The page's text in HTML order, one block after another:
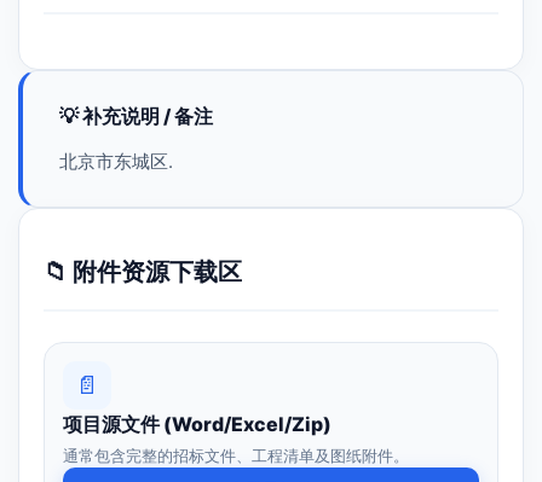
💡 补充说明 / 备注
北京市东城区.
📁 附件资源下载区
📄
项目源文件 (Word/Excel/Zip)
通常包含完整的招标文件、工程清单及图纸附件。